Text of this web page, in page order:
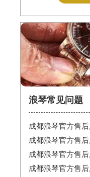
浪琴常见问题